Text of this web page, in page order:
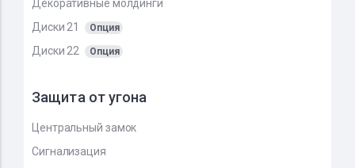
Декоративные молдинги
Диски 21
Опция
Диски 22 Опция
Защита от угона
Центральный замок
Сигнализация